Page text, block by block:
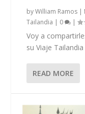
byWilliam Ramos |
Tailandia | 0 |
Voy a
su Viaje
READ MORE